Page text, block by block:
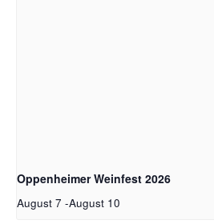
Oppenheimer Weinfest 2026
August 7 -August 10